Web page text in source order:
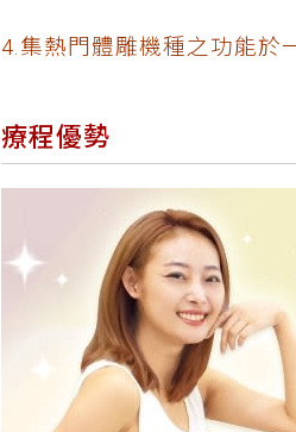
4.集熱門體雕機種之功能於
療程優勢